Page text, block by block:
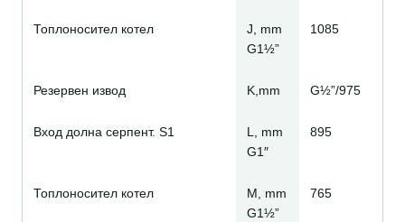
Топлоносител котел
J, mm
G1½”
1085
Резервен извод K,mm G½”/975
Вход долна серпент. S1
L, mm
G1″
895
Топлоносител котел
M, mm
G1½”
765